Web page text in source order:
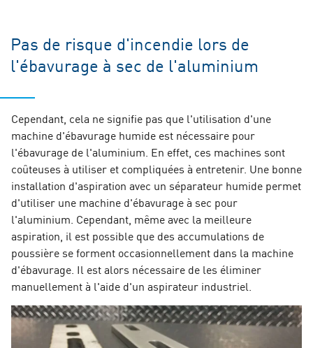
Pas de risque d'incendie lors de
l'ébavurage à sec de l'aluminium
Cependant, cela ne signifie pas que l'utilisation d'une
machine d'ébavurage humide est nécessaire pour
l'ébavurage de l'aluminium. En effet, ces machines sont
coûteuses à utiliser et compliquées à entretenir. Une bonne
installation d'aspiration avec un séparateur humide permet
d'utiliser une machine d'ébavurage à sec pour
l'aluminium. Cependant, même avec la meilleure
aspiration, il est possible que des accumulations de
poussière se forment occasionnellement dans la machine
d'ébavurage. Il est alors nécessaire de les éliminer
manuellement à l'aide d'un aspirateur industriel.